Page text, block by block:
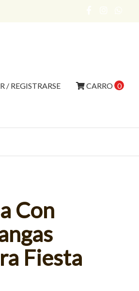
CARRO 0
/ REGISTRARSE
Con
Fiesta